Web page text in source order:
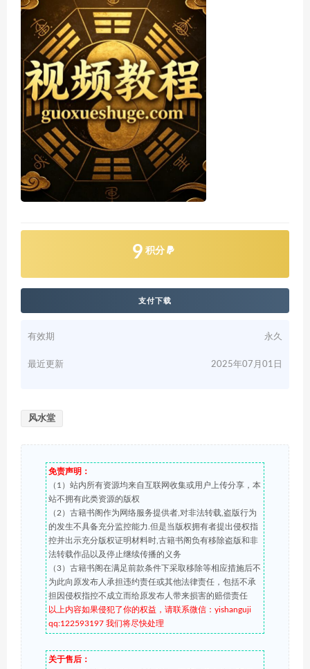
9 积分
支付下载
有效期 永久
最近更新 2025年07月01日
风水堂
免责声明：
（1）站内所有资源均来自互联网收集或用户上传分享，本
站不拥有此类资源的版权
（2）古籍书阁作为网络服务提供者,对非法转载,盗版行为
的发生不具备充分监控能力.但是当版权拥有者提出侵权指
控并出示充分版权证明材料时,古籍书阁负有移除盗版和非
法转载作品以及停止继续传播的义务
（3）古籍书阁在满足前款条件下采取移除等相应措施后不
为此向原发布人承担违约责任或其他法律责任，包括不承
担因侵权指控不成立而给原发布人带来损害的赔偿责任
以上内容如果侵犯了你的权益，请联系微信：yishanguji
qq:122593197 我们将尽快处理
关于售后：